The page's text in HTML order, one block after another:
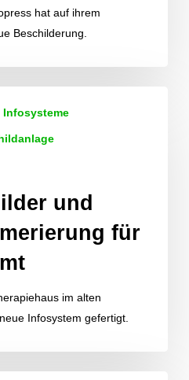
hat auf ihrem
Beschilderung.
Infosysteme
und
für
im alten
Infosystem gefertigt.